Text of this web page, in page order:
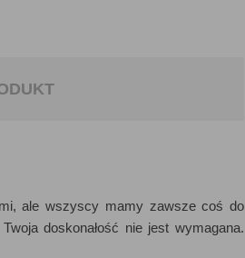
ale wszyscy mamy zawsze coś do
doskonałość nie jest wymagana.